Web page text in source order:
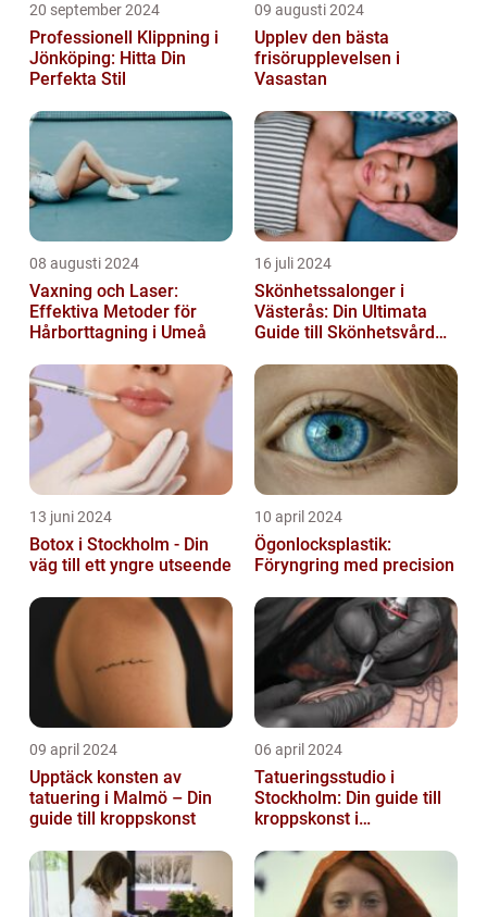
20 september 2024
Professionell Klippning i
Jönköping: Hitta Din
Perfekta Stil
09 augusti 2024
Upplev den bästa
frisörupplevelsen i
Vasastan
08 augusti 2024
Vaxning och Laser:
Effektiva Metoder för
Hårborttagning i Umeå
16 juli 2024
Skönhetssalonger i
Västerås: Din Ultimata
Guide till Skönhetsvård
13 juni 2024
Botox i Stockholm - Din
väg till ett yngre utseende
10 april 2024
Ögonlocksplastik:
Föryngring med precision
09 april 2024
Upptäck konsten av
tatuering i Malmö – Din
guide till kroppskonst
06 april 2024
Tatueringsstudio i
Stockholm: Din guide till
kroppskonst i